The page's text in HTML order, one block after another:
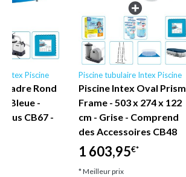
Intex Piscine
Cadre Rond
- Bleue -
CB67 -
Piscine tubulaire Intex Piscine
Piscine Intex Oval Prism
Frame - 503 x 274 x 122
cm - Grise - Comprend
des Accessoires CB48
1 603,95€*
* Meilleur prix